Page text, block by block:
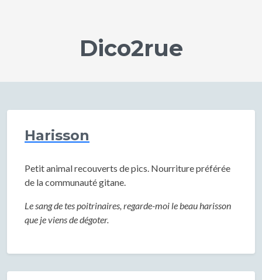
Dico2rue
Harisson
Petit animal recouverts de pics. Nourriture préférée
de la communauté gitane.
Le sang de tes poitrinaires, regarde-moi le beau harisson
que je viens de dégoter.